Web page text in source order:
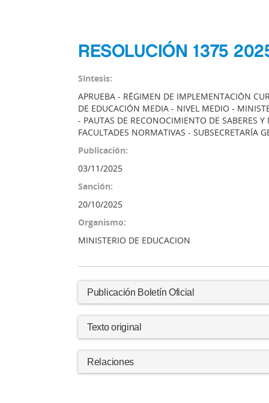
RESOLUCIÓN 1375
Síntesis:
APRUEBA - RÉGIMEN DE IMPLEMENTACIÓN
DE EDUCACIÓN MEDIA - NIVEL MEDIO -
- PAUTAS DE RECONOCIMIENTO DE SABERES
FACULTADES NORMATIVAS - SUBSECRETARÍA
Publicación:
03/11/2025
Sanción:
20/10/2025
Organismo:
MINISTERIO DE EDUCACION
Publicación Boletín Oficial
Texto original
Relaciones